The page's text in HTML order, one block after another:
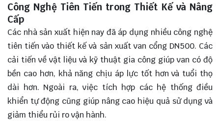
Công Nghệ Tiên Tiến trong Thiết Kế và Nâng
Cấp
Các nhà sản xuất hiện nay đã áp dụng nhiều công nghệ
tiên tiến vào thiết kế và sản xuất van cổng DN500. Các
cải tiến về vật liệu và kỹ thuật gia công giúp van có độ
bền cao hơn, khả năng chịu áp lực tốt hơn và tuổi thọ
dài hơn. Ngoài ra, việc tích hợp các hệ thống điều
khiển tự động cũng giúp nâng cao hiệu quả sử dụng và
giảm thiểu rủi ro vận hành.